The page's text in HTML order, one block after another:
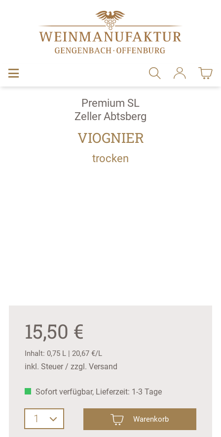
Premium SL
Zeller Abtsberg
VIOGNIER
trocken
15,50 €
Inhalt: 0,75 L | 20,67 €/L
inkl. Steuer / zzgl. Versand
Sofort verfügbar, Lieferzeit: 1-3 Tage
Produkt Anzahl: Gib den gewünschten
Warenkorb